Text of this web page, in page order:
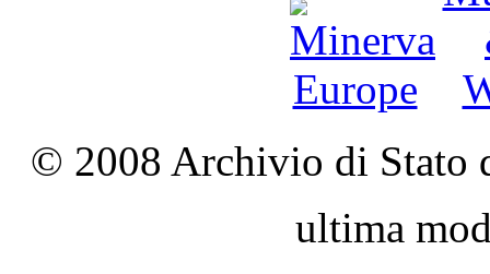
© 2008 Archivio di Stato
ultima